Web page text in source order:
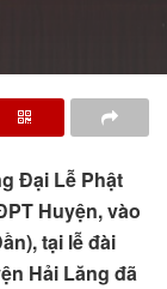
Đại Lễ Phật
Huyện, vào
tại lễ đài
Hải Lăng đã